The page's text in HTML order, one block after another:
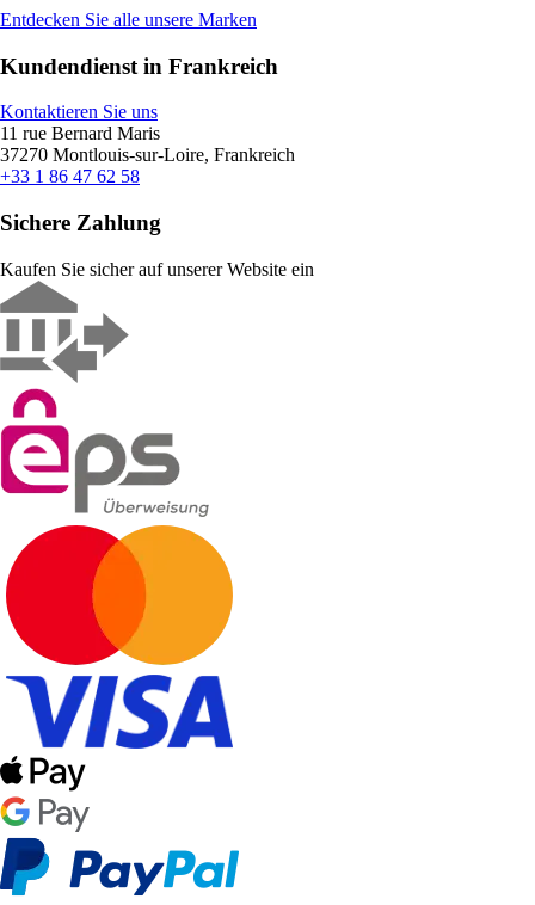
Entdecken Sie alle unsere Marken
Kundendienst in Frankreich
Kontaktieren Sie uns
11 rue Bernard Maris
37270 Montlouis-sur-Loire, Frankreich
+33 1 86 47 62 58
Sichere Zahlung
Kaufen Sie sicher auf unserer Website ein